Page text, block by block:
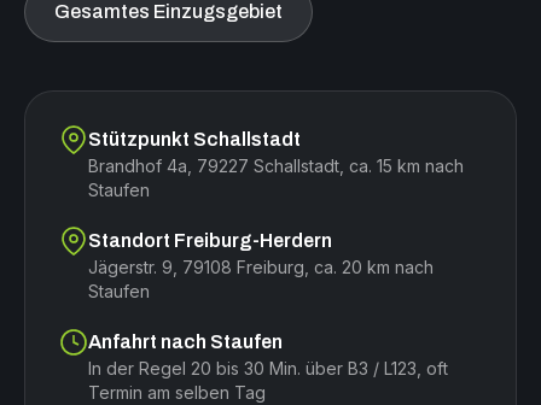
Gesamtes Einzugsgebiet
Stützpunkt Schallstadt
Brandhof 4a, 79227 Schallstadt, ca. 15 km nach
Staufen
Standort Freiburg-Herdern
Jägerstr. 9, 79108 Freiburg, ca. 20 km nach
Staufen
Anfahrt nach Staufen
In der Regel 20 bis 30 Min. über B3 / L123, oft
Termin am selben Tag